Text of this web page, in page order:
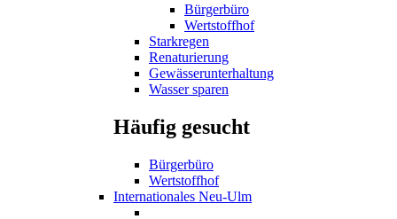
Bürgerbüro
Wertstoffhof
Starkregen
Renaturierung
Gewässerunterhaltung
Wasser sparen
Häufig gesucht
Bürgerbüro
Wertstoffhof
Internationales Neu-Ulm